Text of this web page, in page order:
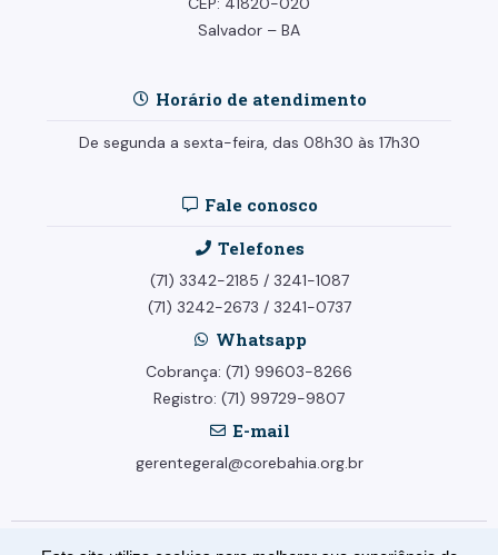
Salvador – BA
Horário de atendimento
De segunda a sexta-feira, das 08h30 às 17h30
Fale conosco
Telefones
(71) 3342-2185 / 3241-1087
(71) 3242-2673 / 3241-0737
Whatsapp
Cobrança: (71) 99603-8266
Registro: (71) 99729-9807
E-mail
gerentegeral@corebahia.org.br